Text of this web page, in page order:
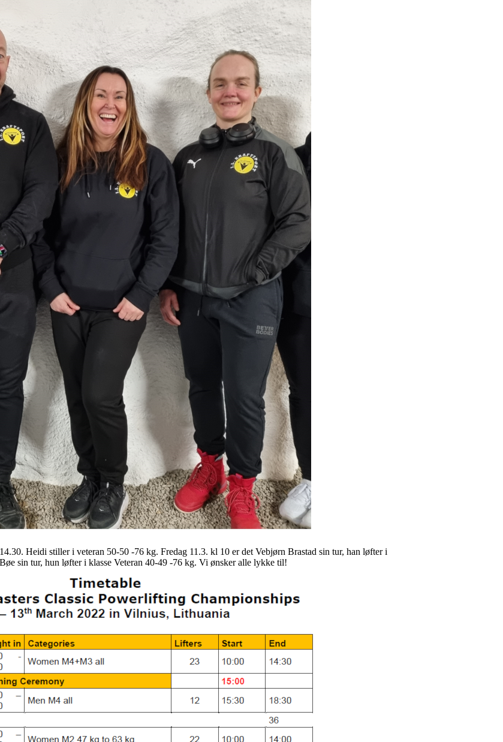
Heidi stiller i veteran 50-50 -76 kg. Fredag 11.3. kl 10 er det Vebjørn Brastad sin tur, han løfter i
sin tur, hun løfter i klasse Veteran 40-49 -76 kg. Vi ønsker alle lykke til!